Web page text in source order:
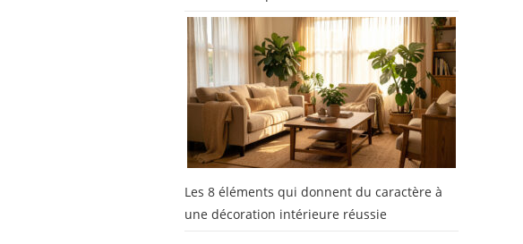
Les 8 éléments qui donnent du caractère à
une décoration intérieure réussie